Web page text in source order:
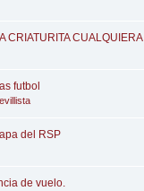
CRIATURITA CUALQUIERA
futbol
del RSP
de vuelo.